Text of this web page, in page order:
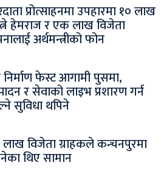
प्रोत्साहनमा उपहारमा १० लाख
हेमराज र एक लाख विजेता
अर्थमन्त्रीको फोन
फेस्ट आगामी पुसमा,
र सेवाको लाइभ प्रशारण गर्न
सुविधा थपिने
विजेता ग्राहकले कन्चनपुरमा
थिए सामान